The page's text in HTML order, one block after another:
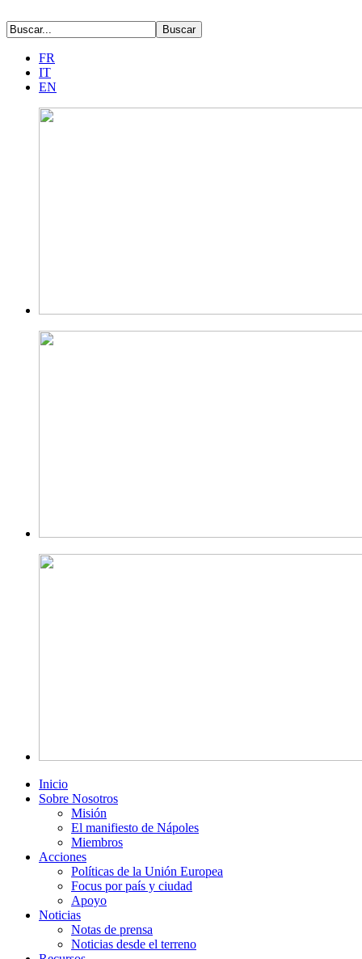
FR
IT
EN
Inicio
Sobre Nosotros
Misión
El manifiesto de Nápoles
Miembros
Acciones
Políticas de la Unión Europea
Focus por país y ciudad
Apoyo
Noticias
Notas de prensa
Noticias desde el terreno